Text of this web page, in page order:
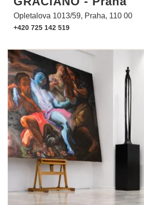
Opletalova 1013/59, Praha, 110 00
+420 725 142 519